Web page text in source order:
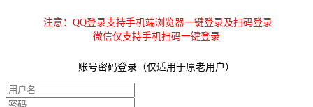
注意：QQ登录支持手机端浏览器一键登录及扫码登录
微信仅支持手机扫码一键登录
账号密码登录（仅适用于原老用户）